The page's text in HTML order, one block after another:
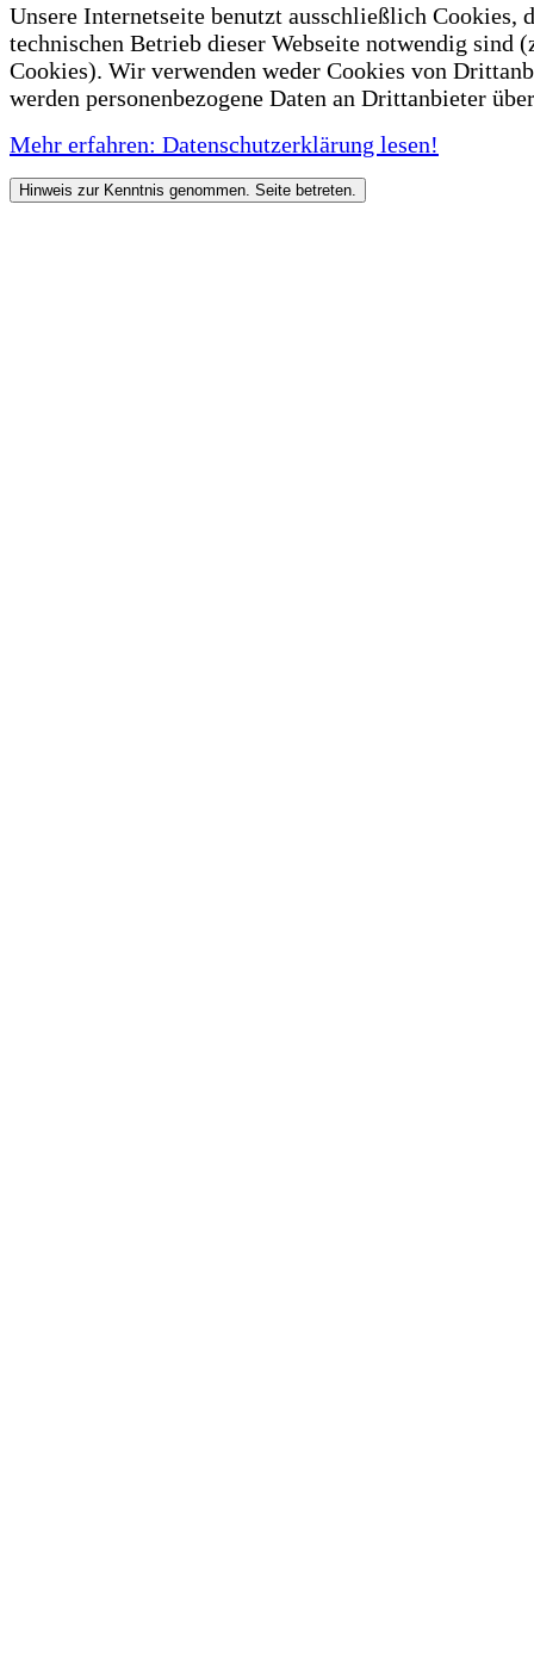
Unsere Internetseite benutzt ausschließlich Cookies,
technischen Betrieb dieser Webseite notwendig sind
Cookies). Wir verwenden weder Cookies von
werden personenbezogene Daten an Drittanbieter
Mehr erfahren: Datenschutzerklärung lesen!
Hinweis zur Kenntnis genommen. Seite betreten.